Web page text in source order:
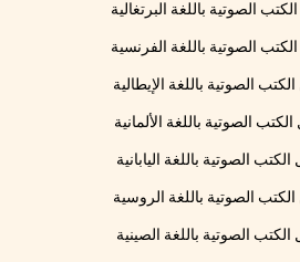
الصوتية باللغة البرتغالية
الصوتية باللغة الفرنسية
الصوتية باللغة الإيطالية
الصوتية باللغة الألمانية
الصوتية باللغة اليابانية
الصوتية باللغة الروسية
الصوتية باللغة الصينية